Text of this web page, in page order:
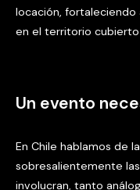
locación, fortaleciendo
en el territorio
Un evento
En Chile hablamos de
sobresalientemente
involucran, tanto